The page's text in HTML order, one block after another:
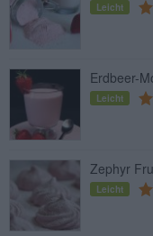
Leicht
Erdbeer-
Leicht
Zephyr
Leicht